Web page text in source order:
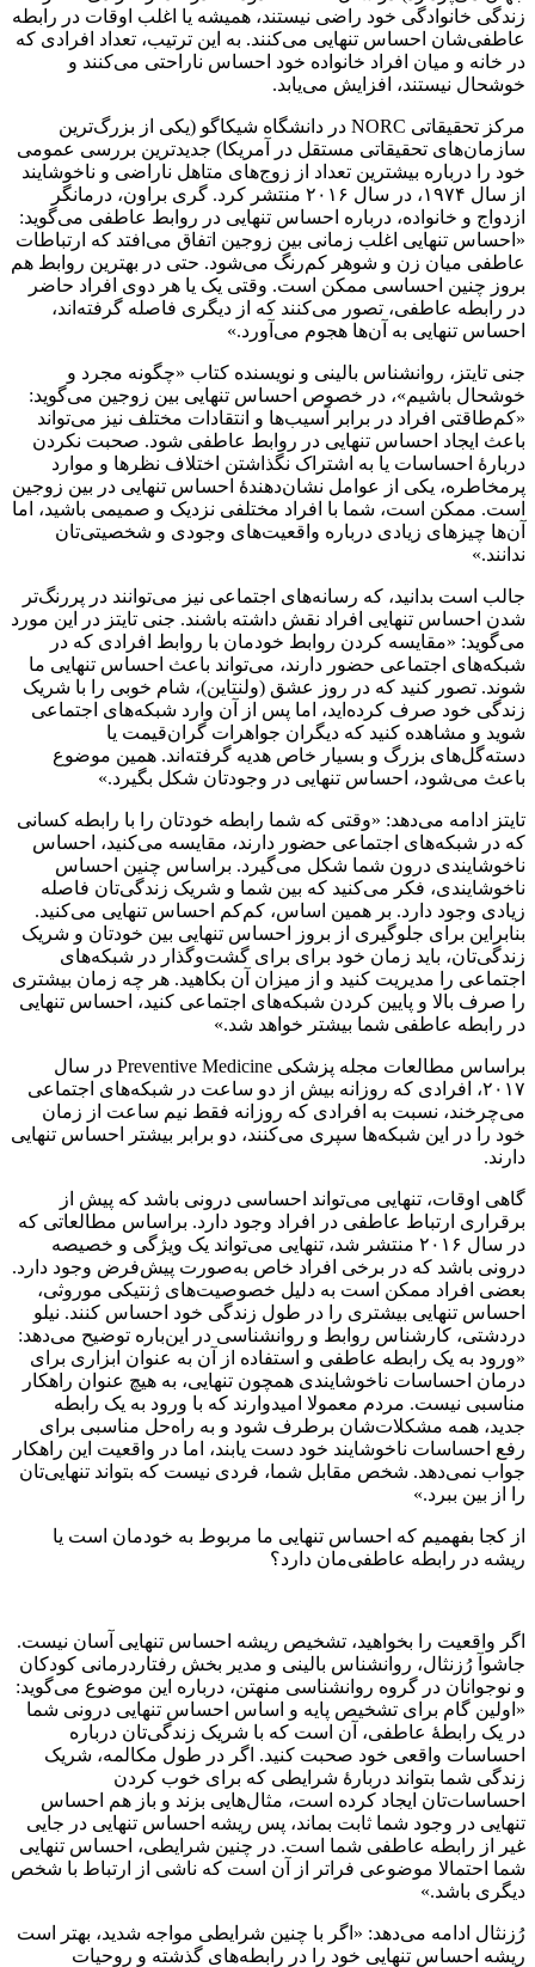
زندگی خانوادگی خود راضی نیستند، همیشه یا اغلب اوقات در رابطه
عاطفی‌شان احساس تنهایی می‌کنند. به این ترتیب، تعداد افرادی که
در خانه و میان افراد خانواده خود احساس ناراحتی می‌کنند و
خوشحال نیستند، افزایش می‌یابد.
مرکز تحقیقاتی NORC در دانشگاه شیکاگو (یکی از بزرگ‌ترین
سازمان‌های تحقیقاتی مستقل در آمریکا) جدیدترین بررسی عمومی
خود را درباره بیشترین تعداد از زوج‌های متاهل ناراضی و ناخوشایند
از سال ۱۹۷۴، در سال ۲۰۱۶ منتشر کرد. گری براون، درمانگر
ازدواج و خانواده، درباره احساس تنهایی در روابط عاطفی می‌گوید:
«احساس تنهایی اغلب زمانی بین زوجین اتفاق می‌افتد که ارتباطات
عاطفی میان زن و شوهر کم‌رنگ می‌شود. حتی در بهترین روابط هم
بروز چنین احساسی ممکن است. وقتی یک یا هر دوی افراد حاضر
در رابطه عاطفی، تصور می‌کنند که از دیگری فاصله گرفته‌اند،
احساس تنهایی به آن‌ها هجوم می‌آورد.»
جنی تایتز، روانشناس بالینی و نویسنده کتاب «چگونه مجرد و
خوشحال باشیم»، در خصوص احساس تنهایی بین زوجین می‌گوید:
«کم‌طاقتی افراد در برابر آسیب‌ها و انتقادات مختلف نیز می‌تواند
باعث ایجاد احساس تنهایی در روابط عاطفی شود. صحبت نکردن
دربارهٔ احساسات یا به اشتراک نگذاشتن اختلاف نظرها و موارد
پرمخاطره، یکی از عوامل نشان‌دهندهٔ احساس تنهایی در بین زوجین
است. ممکن است، شما با افراد مختلفی نزدیک و صمیمی باشید، اما
آن‌ها چیزهای زیادی درباره واقعیت‌های وجودی و شخصیتی‌تان
ندانند.»
جالب است بدانید، که رسانه‌های اجتماعی نیز می‌توانند در پررنگ‌تر
شدن احساس تنهایی افراد نقش داشته باشند. جنی تایتز در این مورد
می‌گوید: «مقایسه کردن روابط خودمان با روابط افرادی که در
شبکه‌های اجتماعی حضور دارند، می‌تواند باعث احساس تنهایی ما
شوند. تصور کنید که در روز عشق (ولنتاین)، شام خوبی را با شریک
زندگی خود صرف کرده‌اید، اما پس از آن وارد شبکه‌های اجتماعی
شوید و مشاهده کنید که دیگران جواهرات گران‌قیمت یا
دسته‌گل‌های بزرگ و بسیار خاص هدیه گرفته‌اند. همین موضوع
باعث می‌شود، احساس تنهایی در وجودتان شکل بگیرد.»
تایتز ادامه می‌دهد: «وقتی که شما رابطه خودتان را با رابطه کسانی
که در شبکه‌های اجتماعی حضور دارند، مقایسه می‌کنید، احساس
ناخوشایندی درون شما شکل می‌گیرد. براساس چنین احساس
ناخوشایندی، فکر می‌کنید که بین شما و شریک زندگی‌تان فاصله
زیادی وجود دارد. بر همین اساس، کم‌کم احساس تنهایی می‌کنید.
بنابراین برای جلوگیری از بروز احساس تنهایی بین خودتان و شریک
زندگی‌تان، باید زمان خود برای برای گشت‌وگذار در شبکه‌های
اجتماعی را مدیریت کنید و از میزان آن بکاهید. هر چه زمان بیشتری
را صرف بالا و پایین کردن شبکه‌های اجتماعی کنید، احساس تنهایی
در رابطه عاطفی شما بیشتر خواهد شد.»
براساس مطالعات مجله پزشکی Preventive Medicine در سال
۲۰۱۷، افرادی که روزانه بیش از دو ساعت در شبکه‌های اجتماعی
می‌چرخند، نسبت به افرادی که روزانه فقط نیم ساعت از زمان
خود را در این شبکه‌ها سپری می‌کنند، دو برابر بیشتر احساس تنهایی
دارند.
گاهی اوقات، تنهایی می‌تواند احساسی درونی باشد که پیش از
برقراری ارتباط عاطفی در افراد وجود دارد. براساس مطالعاتی که
در سال ۲۰۱۶ منتشر شد، تنهایی می‌تواند یک ویژگی و خصیصه
درونی باشد که در برخی افراد خاص به‌صورت پیش‌فرض وجود دارد.
بعضی افراد ممکن است به دلیل خصوصیت‌های ژنتیکی موروثی،
احساس تنهایی بیشتری را در طول زندگی خود احساس کنند. نیلو
دردشتی، کارشناس روابط و روانشناسی در این‌باره توضیح می‌دهد:
«ورود به یک رابطه عاطفی و استفاده از آن به عنوان ابزاری برای
درمان احساسات ناخوشایندی همچون تنهایی، به هیچ عنوان راهکار
مناسبی نیست. مردم معمولا امیدوارند که با ورود به یک رابطه
جدید، همه مشکلات‌شان برطرف شود و به راه‌حل مناسبی برای
رفع احساسات ناخوشایند خود دست یابند، اما در واقعیت این راهکار
جواب نمی‌دهد. شخص مقابل شما، فردی نیست که بتواند تنهایی‌تان
را از بین ببرد.»
از کجا بفهمیم که احساس تنهایی ما مربوط به خودمان است یا
ریشه در رابطه عاطفی‌مان دارد؟
اگر واقعیت را بخواهید، تشخیص ریشه احساس تنهایی آسان نیست.
جاشوآ رُزنثال، روانشناس بالینی و مدیر بخش رفتاردرمانی کودکان
و نوجوانان در گروه روانشناسی منهتن، درباره این موضوع می‌گوید:
«اولین گام برای تشخیص پایه و اساس احساس تنهایی درونی شما
در یک رابطهٔ عاطفی، آن است که با شریک زندگی‌تان درباره
احساسات واقعی خود صحبت کنید. اگر در طول مکالمه، شریک
زندگی شما بتواند دربارهٔ شرایطی که برای خوب کردن
احساسات‌تان ایجاد کرده است، مثال‌هایی بزند و باز هم احساس
تنهایی در وجود شما ثابت بماند، پس ریشه احساس تنهایی در جایی
غیر از رابطه عاطفی شما است. در چنین شرایطی، احساس تنهایی
شما احتمالا موضوعی فراتر از آن است که ناشی از ارتباط با شخص
دیگری باشد.»
رُزنثال ادامه می‌دهد: «اگر با چنین شرایطی مواجه شدید، بهتر است
ریشه احساس تنهایی خود را در رابطه‌های گذشته و روحیات